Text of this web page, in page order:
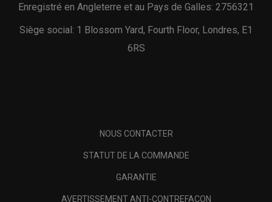
Enregistré en Angleterre et au Pays de Galles: 2756321
Siège social: 1 Blossom Yard, Fourth Floor, Londres, E1
6RS
NOUS CONTACTER
STATUT DE LA COMMANDE
GARANTIE
AVERTISSEMENT ANTI-CONTREFAÇON